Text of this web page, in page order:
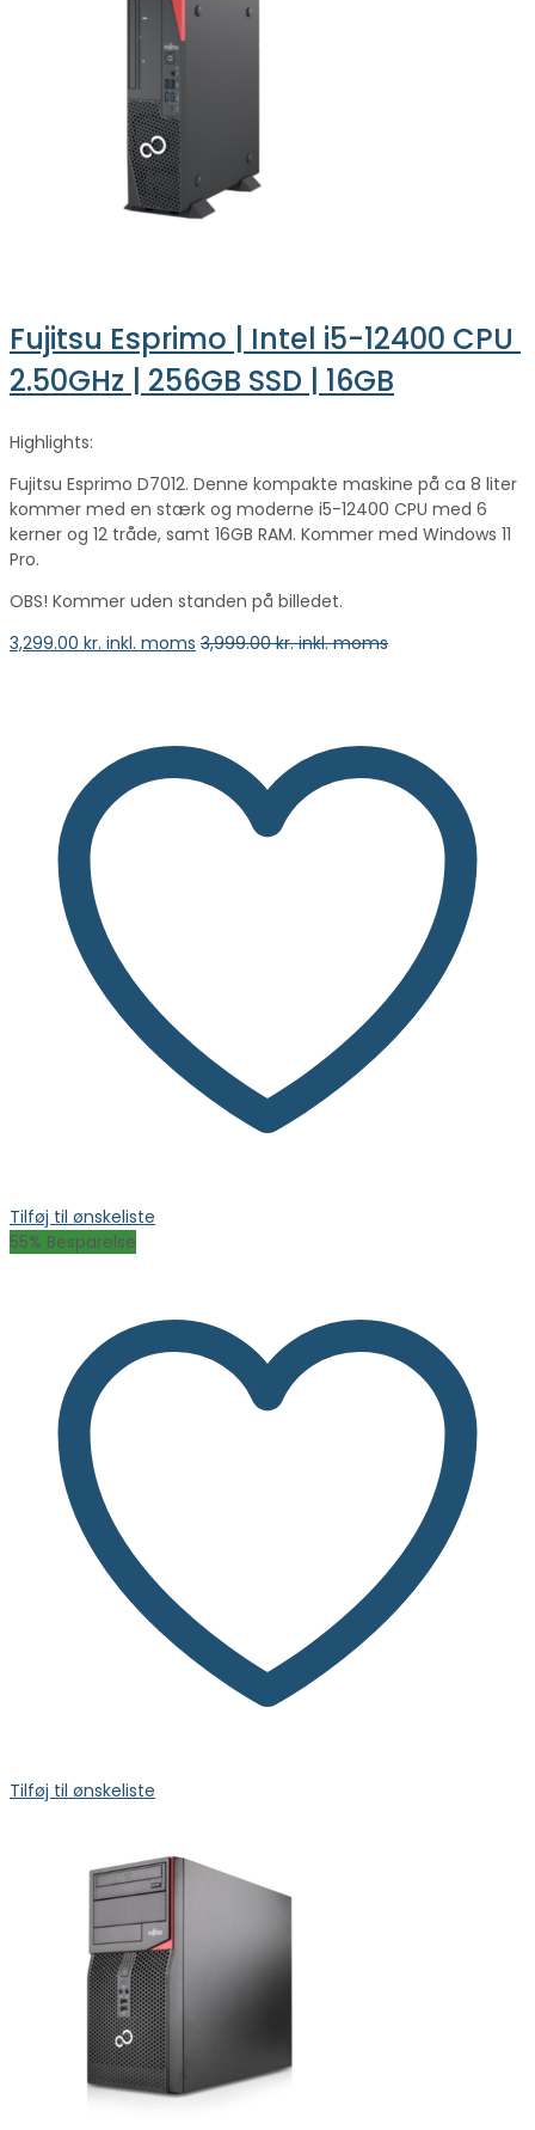
Fujitsu Esprimo | Intel i5-12400 CPU
2.50GHz | 256GB SSD | 16GB
Highlights:
Fujitsu Esprimo D7012. Denne kompakte maskine på ca 8 liter
kommer med en stærk og moderne i5-12400 CPU med 6
kerner og 12 tråde, samt 16GB RAM. Kommer med Windows 11
Pro.
OBS! Kommer uden standen på billedet.
3,299.00 kr. inkl. moms 3,999.00kr. inkl. moms
Tilføj til ønskeliste
55% Besparelse
Tilføj til ønskeliste